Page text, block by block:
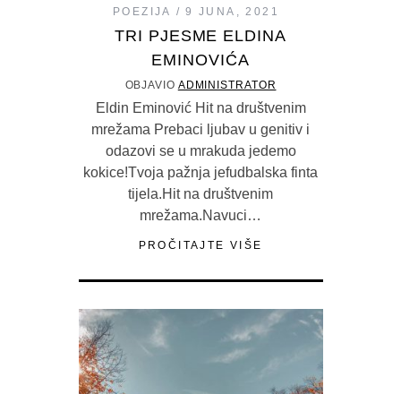
POEZIJA 9 JUNA, 2021
TRI PJESME ELDINA
EMINOVIĆA
OBJAVIO ADMINISTRATOR
Eldin Eminović Hit na društvenim
mrežama Prebaci ljubav u genitiv i
odazovi se u mrakuda jedemo
kokice!Tvoja pažnja jefudbalska finta
tijela.Hit na društvenim
mrežama.Navuci…
PROČITAJTE VIŠE